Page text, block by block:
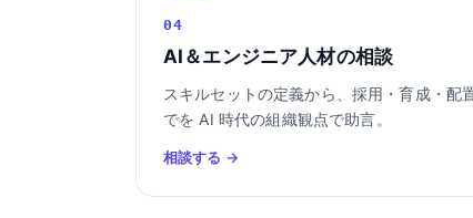
04
AI＆エンジニア人材の相談
スキルセットの定義から、採用・育成・配
でを AI 時代の組織観点で助言。
相談する →